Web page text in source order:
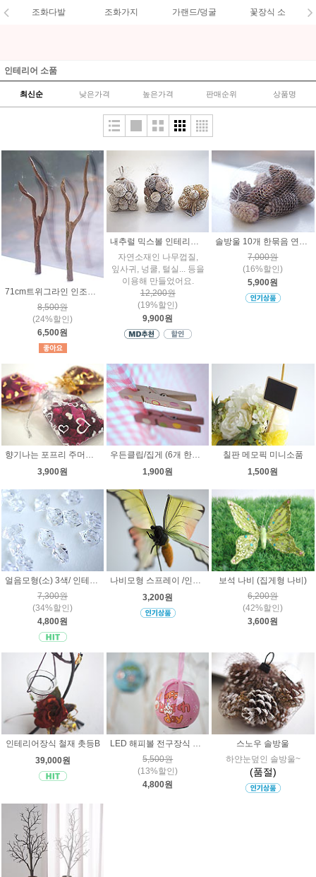
조화다발 조화가지 가랜드/덩굴 꽃장식 소
인테리어 소품
최신순 낮은가격 높은가격 판매순위 상품명
8,500원
(24%할인)
6,500원
내추럴 믹스볼 인테리어 소품 3종류중선택
자연소재인 나무껍질,
잎사귀, 넝쿨, 털실... 등을
이용해 만들었어요.
12,200원
(19%할인)
9,900원
솔방울 10개 한묶음 연핑크색
7,000원
(16%할인)
5,900원
3,900원
1,900원
칠판 메모픽 미니소품
1,500원
7,300원
(34%할인)
4,800원
3,200원
보석 나비 (집게형 나비)
6,200원
(42%할인)
3,600원
인테리어장식 철재 촛등B
39,000원
LED 해피볼 전구장식 파티소품
5,500원
(13%할인)
4,800원
스노우 솔방울
하얀눈덮인 솔방울~
(품절)